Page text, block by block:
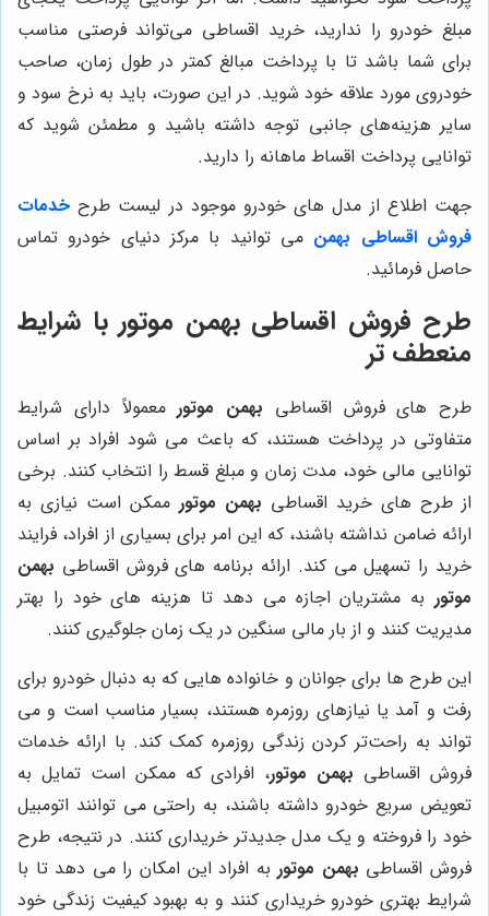
مبلغ خودرو را ندارید، خرید اقساطی می‌تواند فرصتی مناسب
برای شما باشد تا با پرداخت مبالغ کمتر در طول زمان، صاحب
خودروی مورد علاقه خود شوید. در این صورت، باید به نرخ سود و
سایر هزینه‌های جانبی توجه داشته باشید و مطمئن شوید که
توانایی پرداخت اقساط ماهانه را دارید.
جهت اطلاع از مدل های خودرو موجود در لیست طرح خدمات
فروش اقساطی بهمن می توانید با مرکز دنیای خودرو تماس
حاصل فرمائید.
طرح فروش اقساطیبهمن موتوربا شرایط
منعطف تر
طرح های فروش اقساطی بهمن موتور معمولاً دارای شرایط
متفاوتی در پرداخت هستند، که باعث می شود افراد بر اساس
توانایی مالی خود، مدت زمان و مبلغ قسط را انتخاب کنند. برخی
از طرح های خرید اقساطی بهمن موتور ممکن است نیازی به
ارائه ضامن نداشته باشند، که این امر برای بسیاری از افراد، فرایند
خرید را تسهیل می کند. ارائه برنامه های فروش اقساطی بهمن
موتور به مشتریان اجازه می دهد تا هزینه های خود را بهتر
مدیریت کنند و از بار مالی سنگین در یک زمان جلوگیری کنند.
این طرح ها برای جوانان و خانواده هایی که به دنبال خودرو برای
رفت و آمد یا نیازهای روزمره هستند، بسیار مناسب است و می
تواند به راحت‌تر کردن زندگی روزمره کمک کند. با ارائه خدمات
فروش اقساطی بهمن موتور، افرادی که ممکن است تمایل به
تعویض سریع خودرو داشته باشند، به راحتی می توانند اتومبیل
خود را فروخته و یک مدل جدیدتر خریداری کنند. در نتیجه، طرح
فروش اقساطی بهمن موتور به افراد این امکان را می دهد تا با
شرایط بهتری خودرو خریداری کنند و به بهبود کیفیت زندگی خود